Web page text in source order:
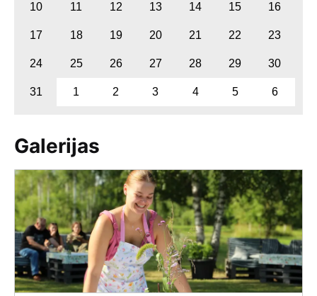
10 11 12 13 14 15 16
17 18 19 20 21 22 23
24 25 26 27 28 29 30
31 1 2 3 4 5 6
Galerijas